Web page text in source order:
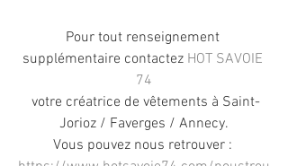
Pour tout renseignement
supplémentaire contactez HOT SAVOIE
74
Jorioz / Faverges / Annecy.
Vous pouvez nous retrouver :